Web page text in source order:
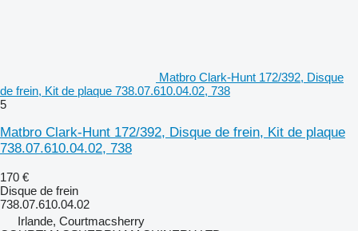
Matbro Clark-Hunt 172/392, Disque
de frein, Kit de plaque 738.07.610.04.02, 738
5
Matbro Clark-Hunt 172/392, Disque de frein, Kit de plaque
738.07.610.04.02, 738
170 €
Disque de frein
738.07.610.04.02
Irlande, Courtmacsherry